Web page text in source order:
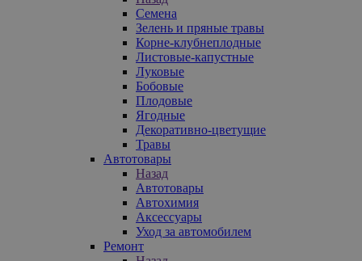
Семена
Зелень и пряные травы
Корне-клубнеплодные
Листовые-капустные
Луковые
Бобовые
Плодовые
Ягодные
Декоративно-цветущие
Травы
Автотовары
Назад
Автотовары
Автохимия
Аксессуары
Уход за автомобилем
Ремонт